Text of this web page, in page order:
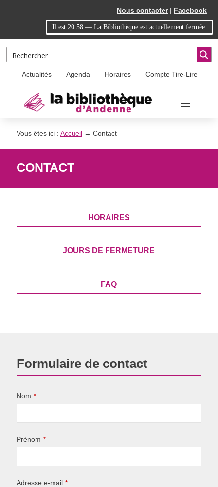
navigation
Nous contacter| Facebook
Il est 20:58 — La Bibliothèque est actuellement fermée.
Actualités Agenda Horaires Compte Tire-Lire
Vous êtes ici : Accueil→ Contact
CONTACT
HORAIRES
JOURS DE FERMETURE
FAQ
Formulaire de contact
Nom *
Prénom *
Adresse e-mail *